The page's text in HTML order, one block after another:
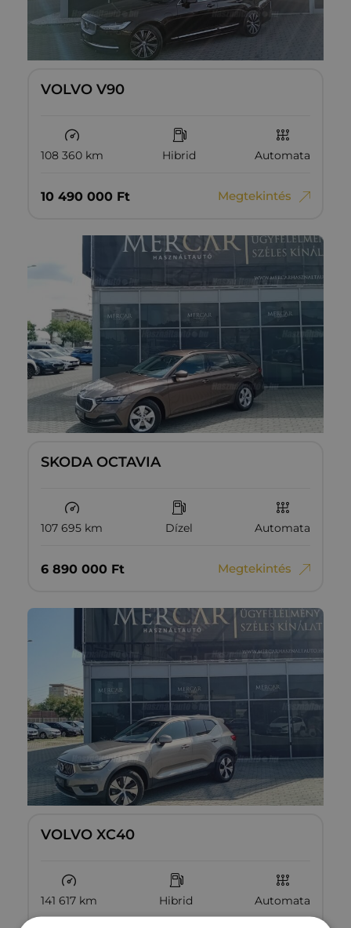
VOLVO V90
108 360 km Hibrid Automata
10‏‏‎ ‎490‏‏‎ ‎000 Ft Megtekintés
SKODA OCTAVIA
107 695 km Dízel Automata
6‏‏‎ ‎890‏‏‎ ‎000 Ft Megtekintés
VOLVO XC40
141 617 km Hibrid Automata